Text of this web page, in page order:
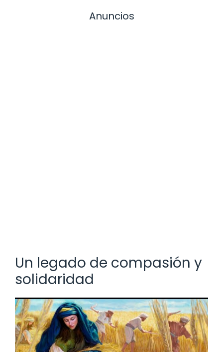
Anuncios
Un legado de compasión y
solidaridad